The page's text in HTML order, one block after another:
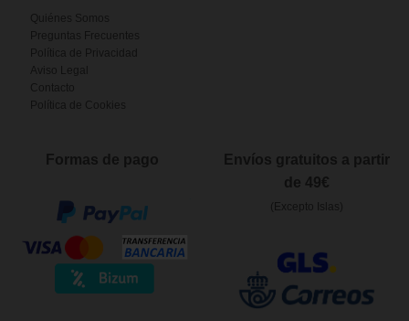
Quiénes Somos
Preguntas Frecuentes
Política de Privacidad
Aviso Legal
Contacto
Política de Cookies
Formas de pago
Envíos gratuitos a partir
de 49€
(Excepto Islas)